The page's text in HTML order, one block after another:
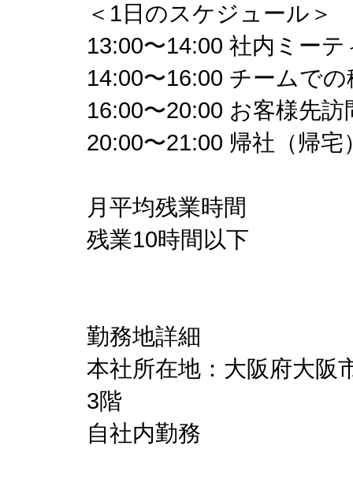
＜1日のスケジュール＞
13:00〜14:00 社内ミー
14:00〜16:00 チームでの
16:00〜20:00 お客様先訪
20:00〜21:00 帰社（帰宅
月平均残業時間
残業10時間以下
勤務地詳細
本社所在地：大阪府大阪
3階
自社内勤務